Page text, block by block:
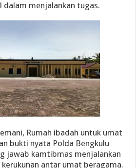
dalam menjalankan tugas.
Rumah ibadah untuk umat
bukti nyata Polda Bengkulu
jawab kamtibmas menjalankan
antar umat beragama.